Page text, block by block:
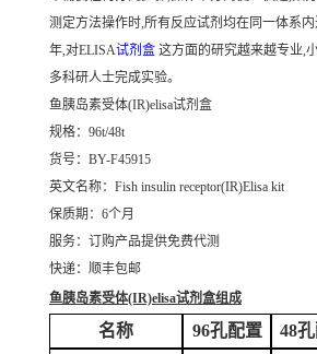
测定方法操作时,所有反应试剂均在同一体系
年,对ELISA试剂盒 这方面的研究越来越专业,
多科研人士完成实验。
鱼胰岛素受体(IR)elisa试剂盒
规格：96t/48t
货号：BY-F45915
英文名称： Fish insulin receptor(IR)Elisa kit
保质期：6个月
服务：订购产品提供免费代测
快递：顺丰包邮
鱼胰岛素受体(IR)elisa试剂盒组成
名称 96孔配置 48